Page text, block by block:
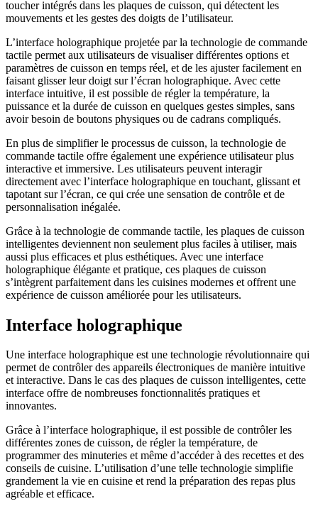
toucher intégrés dans les plaques de cuisson, qui détectent les
mouvements et les gestes des doigts de l’utilisateur.
L’interface holographique projetée par la technologie de commande
tactile permet aux utilisateurs de visualiser différentes options et
paramètres de cuisson en temps réel, et de les ajuster facilement en
faisant glisser leur doigt sur l’écran holographique. Avec cette
interface intuitive, il est possible de régler la température, la
puissance et la durée de cuisson en quelques gestes simples, sans
avoir besoin de boutons physiques ou de cadrans compliqués.
En plus de simplifier le processus de cuisson, la technologie de
commande tactile offre également une expérience utilisateur plus
interactive et immersive. Les utilisateurs peuvent interagir
directement avec l’interface holographique en touchant, glissant et
tapotant sur l’écran, ce qui crée une sensation de contrôle et de
personnalisation inégalée.
Grâce à la technologie de commande tactile, les plaques de cuisson
intelligentes deviennent non seulement plus faciles à utiliser, mais
aussi plus efficaces et plus esthétiques. Avec une interface
holographique élégante et pratique, ces plaques de cuisson
s’intègrent parfaitement dans les cuisines modernes et offrent une
expérience de cuisson améliorée pour les utilisateurs.
Interface holographique
Une interface holographique est une technologie révolutionnaire qui
permet de contrôler des appareils électroniques de manière intuitive
et interactive. Dans le cas des plaques de cuisson intelligentes, cette
interface offre de nombreuses fonctionnalités pratiques et
innovantes.
Grâce à l’interface holographique, il est possible de contrôler les
différentes zones de cuisson, de régler la température, de
programmer des minuteries et même d’accéder à des recettes et des
conseils de cuisine. L’utilisation d’une telle technologie simplifie
grandement la vie en cuisine et rend la préparation des repas plus
agréable et efficace.